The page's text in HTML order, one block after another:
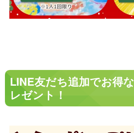
LINE友だち追加でお得
レゼント！